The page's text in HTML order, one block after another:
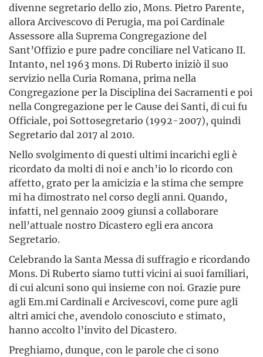
divenne segretario dello zio, Mons. Pietro Parente,
allora Arcivescovo di Perugia, ma poi Cardinale
Assessore alla Suprema Congregazione del
Sant’Offizio e pure padre conciliare nel Vaticano II.
Intanto, nel 1963 mons. Di Ruberto iniziò il suo
servizio nella Curia Romana, prima nella
Congregazione per la Disciplina dei Sacramenti e poi
nella Congregazione per le Cause dei Santi, di cui fu
Officiale, poi Sottosegretario (1992-2007), quindi
Segretario dal 2017 al 2010.
Nello svolgimento di questi ultimi incarichi egli è
ricordato da molti di noi e anch’io lo ricordo con
affetto, grato per la amicizia e la stima che sempre
mi ha dimostrato nel corso degli anni. Quando,
infatti, nel gennaio 2009 giunsi a collaborare
nell’attuale nostro Dicastero egli era ancora
Segretario.
Celebrando la Santa Messa di suffragio e ricordando
Mons. Di Ruberto siamo tutti vicini ai suoi familiari,
di cui alcuni sono qui insieme con noi. Grazie pure
agli Em.mi Cardinali e Arcivescovi, come pure agli
altri amici che, avendolo conosciuto e stimato,
hanno accolto l’invito del Dicastero.
Preghiamo, dunque, con le parole che ci sono